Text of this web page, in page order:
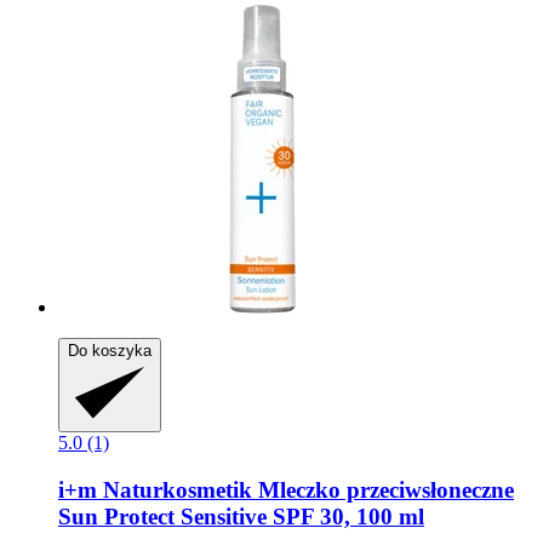
Do koszyka
5.0 (1)
i+m Naturkosmetik Mleczko przeciwsłoneczne
Sun Protect Sensitive SPF 30, 100 ml